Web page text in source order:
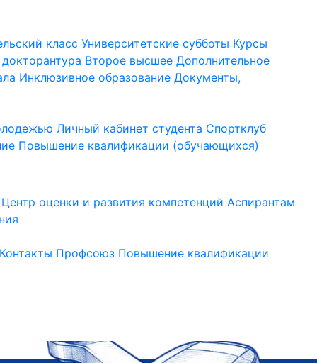
класс Университетские субботы Курсы
Второе высшее Дополнительное
Инклюзивное образование Документы,
Личный кабинет студента Спортклуб
Повышение квалификации (обучающихся)
Центр оценки и развития компетенций Аспирантам
Контакты Профсоюз Повышение квалификации